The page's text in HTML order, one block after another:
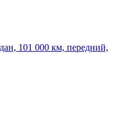
101 000 км, передний,